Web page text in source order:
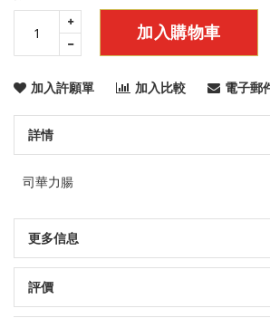
加入購物車
加入許願單 加入比較 電子郵
詳情
司華力腸
更多信息
評價